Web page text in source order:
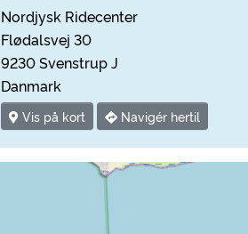
Nordjysk Ridecenter
Flødalsvej 30
9230 Svenstrup J
Danmark
Vis på kort Navigér hertil